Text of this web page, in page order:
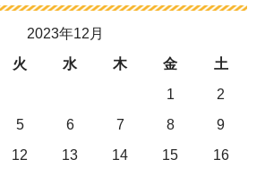
2023年12月
火 水 木 金
土
1
2
5 6 7 8
9
12 13 14 15
16